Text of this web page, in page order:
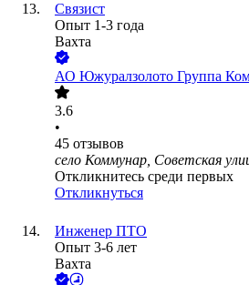
Связист
Опыт 1-3 года
Вахта
АО Южуралзолото Группа
3.6
•
45 отзывов
село Коммунар, Советская
Откликнитесь среди первых
Откликнуться
Инженер ПТО
Опыт 3-6 лет
Вахта